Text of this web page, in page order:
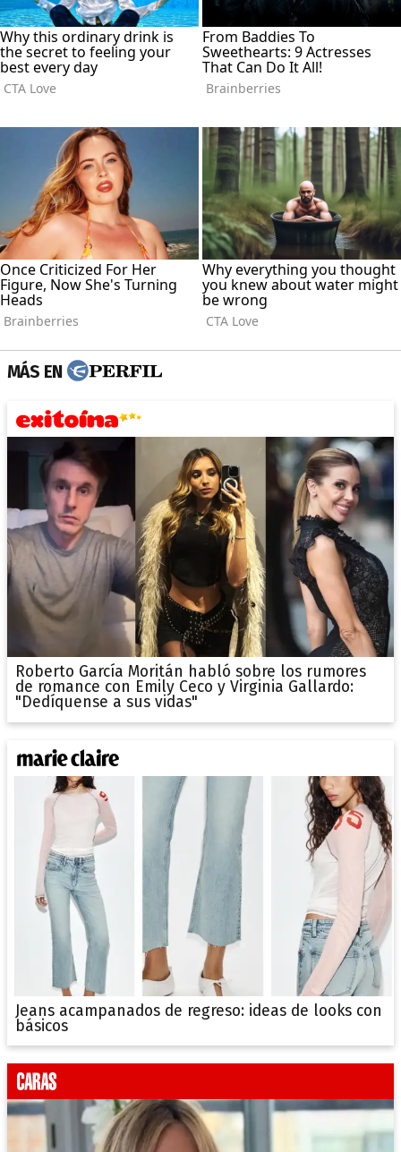
MÁS EN
Roberto García Moritán habló sobre los rumores
de romance con Emily Ceco y Virginia Gallardo:
"Dedíquense a sus vidas"
Jeans acampanados de regreso: ideas de looks con
básicos